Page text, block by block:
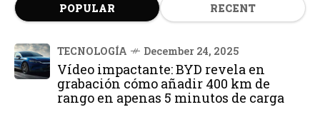
POPULAR RECENT
TECNOLOGÍA December 24, 2025
Vídeo impactante: BYD revela en
grabación cómo añadir 400 km de
rango en apenas 5 minutos de carga